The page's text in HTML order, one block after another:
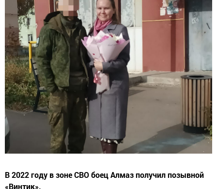
В 2022 году в зоне СВО боец Алмаз получил позывной
«Винтик».